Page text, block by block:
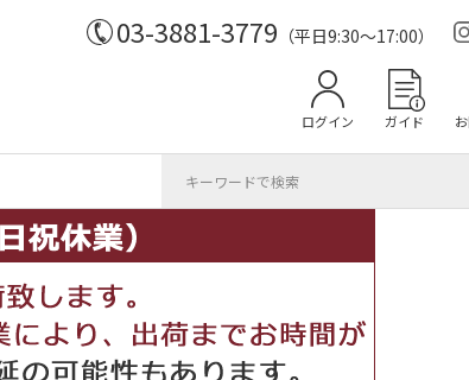
03-3881-3779 （平日9:30～17:00）
ログイン ガイド